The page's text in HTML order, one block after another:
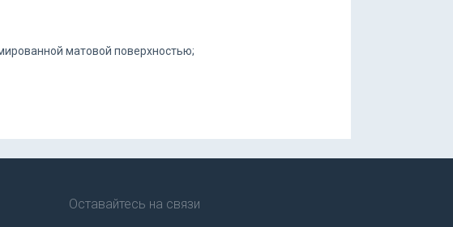
матовой поверхностью;
Оставайтесь на связи